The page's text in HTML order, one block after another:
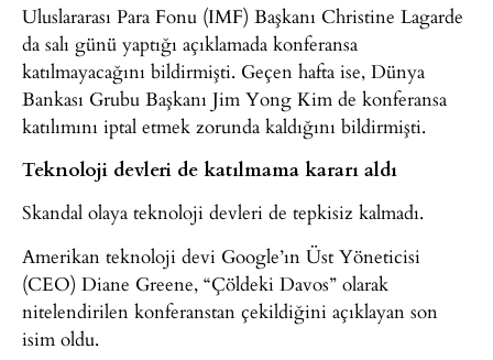
Uluslararası Para Fonu (IMF) Başkanı Christine Lagarde
da salı günü yaptığı açıklamada konferansa
katılmayacağını bildirmişti. Geçen hafta ise, Dünya
Bankası Grubu Başkanı Jim Yong Kim de konferansa
katılımını iptal etmek zorunda kaldığını bildirmişti.
Teknoloji devleri de katılmama kararı aldı
Skandal olaya teknoloji devleri de tepkisiz kalmadı.
Amerikan teknoloji devi Google’ın Üst Yöneticisi
(CEO) Diane Greene, “Çöldeki Davos” olarak
nitelendirilen konferanstan çekildiğini açıklayan son
isim oldu.